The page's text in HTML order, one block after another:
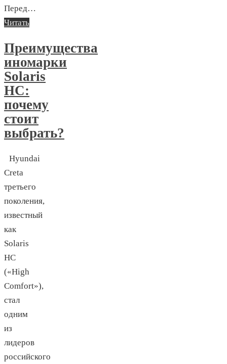
Перед…
Читать
Преимущества
иномарки
Solaris
HC:
почему
стоит
выбрать?
Hyundai
Creta
третьего
поколения,
известный
как
Solaris
HC
(«High
Comfort»),
стал
одним
из
лидеров
российского